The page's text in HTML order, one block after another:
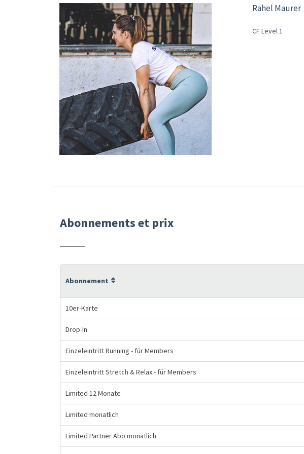
Rahel Maurer
CF Level 1
Abonnements et prix
Abonnement
10er-Karte
Drop-In
Einzeleintritt Running - für Members
Einzeleintritt Stretch & Relax - für Members
Limited 12 Monate
Limited monatlich
Limited Partner Abo monatlich